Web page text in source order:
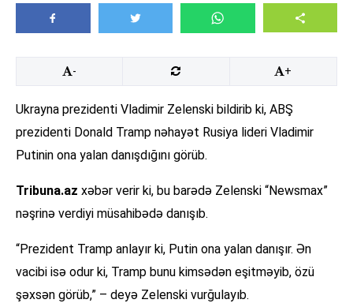
- +
Ukrayna prezidenti Vladimir Zelenski bildirib ki, ABŞ
prezidenti Donald Tramp nəhayət Rusiya lideri Vladimir
Putinin ona yalan danışdığını görüb.
Tribuna.az xəbər verir ki, bu barədə Zelenski “Newsmax”
nəşrinə verdiyi müsahibədə danışıb.
“Prezident Tramp anlayır ki, Putin ona yalan danışır. Ən
vacibi isə odur ki, Tramp bunu kimsədən eşitməyib, özü
şəxsən görüb,” – deyə Zelenski vurğulayıb.